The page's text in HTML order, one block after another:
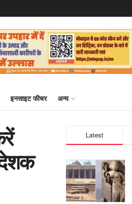
इनसाइट फीचर अन्य
Latest